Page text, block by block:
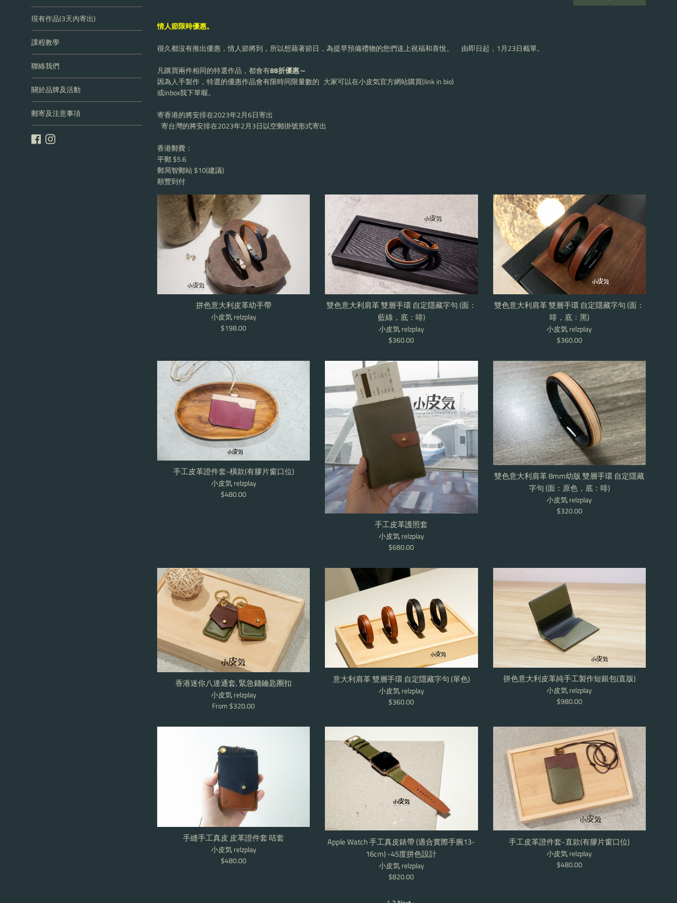
現有作品(3天內寄出)
課程教學
聯絡我們
關於品牌及活動
郵寄及注意事項
FacebookInstagram
情人節限時優惠。
很久都沒有推出優惠，情人節將到，所以想藉著節日，為提早預備禮物的您們送上祝福和喜悅。 由即日起，1月23日截單。
凡購買兩件相同的特選作品，都會有88折優惠～
因為人手製作，特選的優惠作品會有限時同限量數的 大家可以在小皮気官方網站購買(link in bio)
或inbox我下單喔。
寄香港的將安排在2023年2月6日寄出
寄台灣的將安排在2023年2月3日以空郵掛號形式寄出
香港郵費：
平郵 $5.6
郵局智郵站 $10(建議)
順豐到付
拼色意大利皮革幼手帶
小皮気 relzplay
Regular
$198.00
雙色意大利肩革 雙層手環 自定隱藏字句 (面：
藍綠，底：啡)
小皮気 relzplay
Regular
$360.00
雙色意大利肩革 雙層手環 自定隱藏字句 (面：
啡，底：黑)
小皮気 relzplay
Regular
$360.00
手工皮革證件套-橫款(有膠片窗口位)
小皮気 relzplay
Regular
$480.00
手工皮革護照套
小皮気 relzplay
Regular
$680.00
雙色意大利肩革 8mm幼版 雙層手環 自定隱藏
字句 (面：原色，底：啡)
小皮気 relzplay
Regular
$320.00
香港迷你八達通套, 緊急錢鑰匙圈扣
小皮気 relzplay
From $320.00
意大利肩革 雙層手環 自定隱藏字句 (單色)
小皮気 relzplay
Regular
$360.00
拼色意大利皮革純手工製作短銀包(直版)
小皮気 relzplay
Regular
$980.00
手縫手工真皮 皮革證件套 咭套
小皮気 relzplay
Regular
$480.00
Apple Watch 手工真皮錶帶 (適合實際手腕13-
16cm) -45度拼色設計
小皮気 relzplay
Regular
$820.00
手工皮革證件套-直款(有膠片窗口位)
小皮気 relzplay
Regular
$480.00